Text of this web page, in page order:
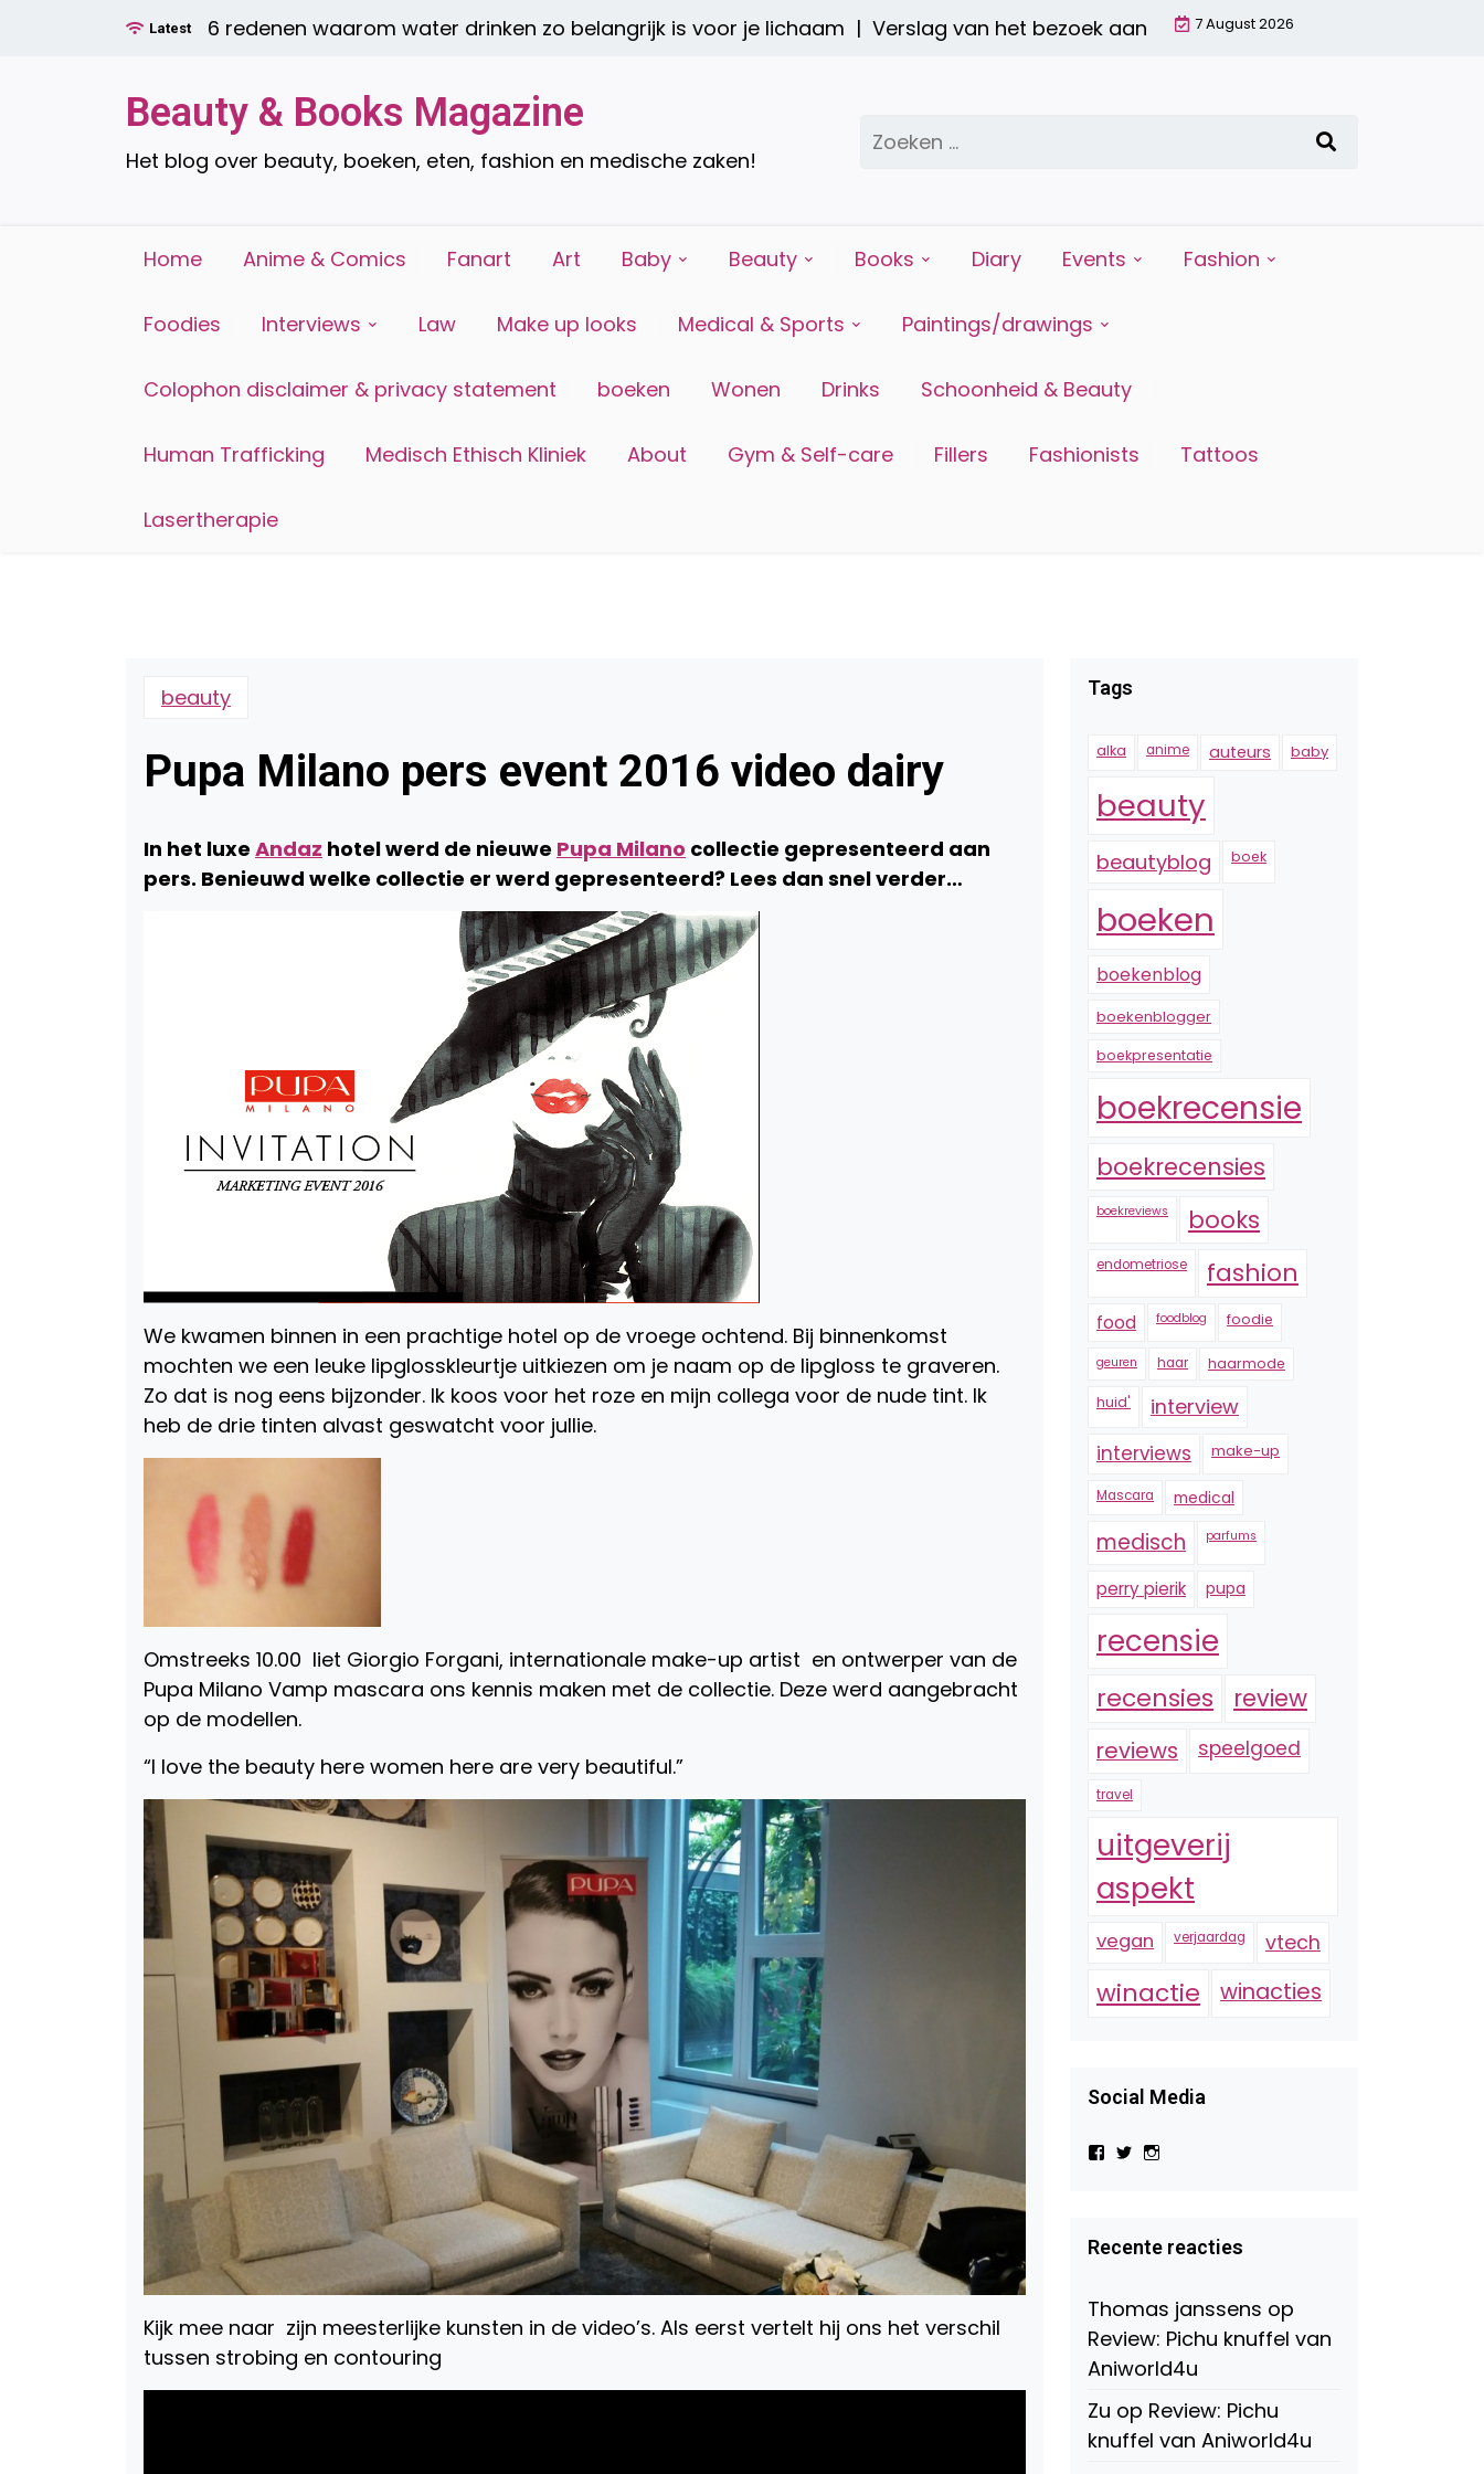
Latest
6 redenen waarom water drinken zo belangrijk is voor je lichaam |Verslag van het bezoek aan Dutch Heroes Comic Con op 22
7 August 2026
Beauty & Books Magazine
Het blog over beauty, boeken, eten, fashion en medische zaken!
Zoeken
naar:
Home Anime & Comics Fanart Art Baby Beauty Books Diary Events Fashion
Foodies Interviews Law Make up looks Medical & Sports Paintings/drawings
Colophon disclaimer & privacy statement boeken Wonen Drinks Schoonheid & Beauty
Human Trafficking Medisch Ethisch Kliniek About Gym & Self-care Fillers Fashionists Tattoos
Lasertherapie
beauty
Pupa Milano pers event 2016 video dairy
In het luxe Andaz hotel werd de nieuwe Pupa Milano collectie gepresenteerd aan
pers. Benieuwd welke collectie er werd gepresenteerd? Lees dan snel verder…
We kwamen binnen in een prachtige hotel op de vroege ochtend. Bij binnenkomst
mochten we een leuke lipglosskleurtje uitkiezen om je naam op de lipgloss te graveren.
Zo dat is nog eens bijzonder. Ik koos voor het roze en mijn collega voor de nude tint. Ik
heb de drie tinten alvast geswatcht voor jullie.
Omstreeks 10.00 liet Giorgio Forgani, internationale make-up artist en ontwerper van de
Pupa Milano Vamp mascara ons kennis maken met de collectie. Deze werd aangebracht
op de modellen.
“I love the beauty here women here are very beautiful.”
Kijk mee naar zijn meesterlijke kunsten in de video’s. Als eerst vertelt hij ons het verschil
tussen strobing en contouring
Tags
alka anime auteurs baby
beauty
beautyblog boek
boeken
boekenblog
boekenblogger
boekpresentatie
boekrecensie
boekrecensies
boekreviews books
endometriose fashion
food foodblog foodie
geuren haar haarmode
huid' interview
interviews make-up
Mascara medical
medisch parfums
perry pierik pupa
recensie
recensies review
reviews speelgoed
travel
uitgeverij
aspekt
vegan verjaardag vtech
winactie winacties
Social Media
Bekijk
Beauty-
147775071915783/?
Facebook
Bekijk
op
Twitter
op
Instagram
Recente reacties
Thomas janssens op
Review: Pichu knuffel van
Aniworld4u
Zu op Review: Pichu
knuffel van Aniworld4u